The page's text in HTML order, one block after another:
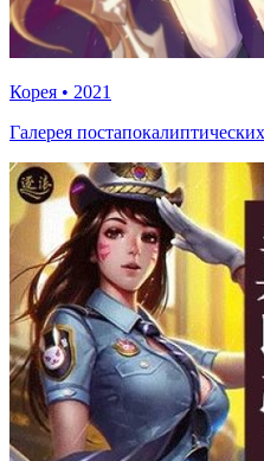
Корея • 2021
Галерея